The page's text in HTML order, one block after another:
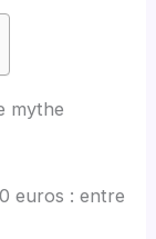
mythe
euros : entre